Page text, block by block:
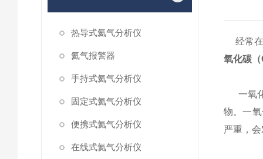
热导式氦气分析仪
氦气报警器
手持式氦气分析仪
固定式氦气分析仪
便携式氦气分析仪
在线式氦气分析仪
经常在
氧化碳
一氧化
物。一
严重，